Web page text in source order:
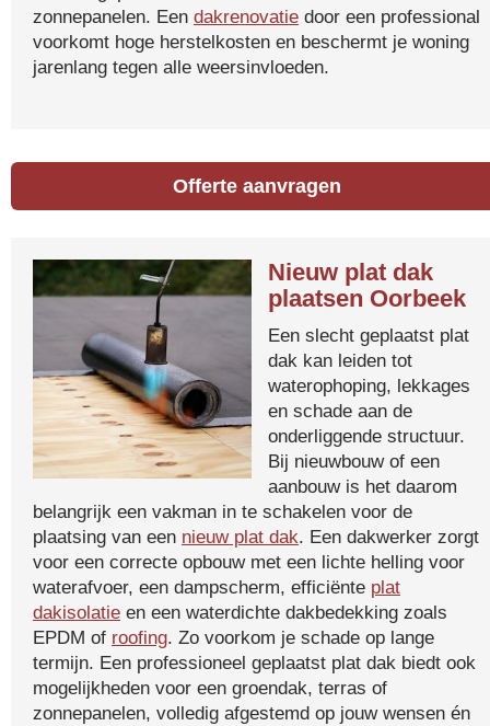
zonnepanelen. Een dakrenovatie door een professional
voorkomt hoge herstelkosten en beschermt je woning
jarenlang tegen alle weersinvloeden.
Offerte aanvragen
Nieuw plat dak
plaatsen Oorbeek
Een slecht geplaatst plat
dak kan leiden tot
waterophoping, lekkages
en schade aan de
onderliggende structuur.
Bij nieuwbouw of een
aanbouw is het daarom
belangrijk een vakman in te schakelen voor de
plaatsing van een nieuw plat dak. Een dakwerker zorgt
voor een correcte opbouw met een lichte helling voor
waterafvoer, een dampscherm, efficiënte plat
dakisolatie en een waterdichte dakbedekking zoals
EPDM of roofing. Zo voorkom je schade op lange
termijn. Een professioneel geplaatst plat dak biedt ook
mogelijkheden voor een groendak, terras of
zonnepanelen, volledig afgestemd op jouw wensen én